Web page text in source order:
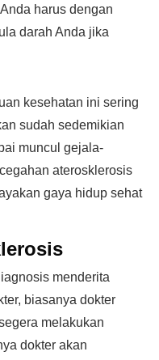
harus dengan
darah Anda jika
kesehatan ini sering
sudah sedemikian
muncul gejala-
aterosklerosis
gaya hidup sehat
menderita
biasanya dokter
melakukan
dokter akan